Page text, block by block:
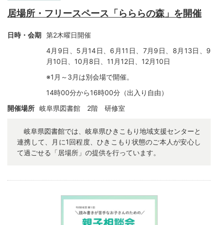
居場所・フリースペース「らららの森」を開催
日時・会期 第2木曜日開催
4月9日、5月14日、6月11日、7月9日、8月13日、9
月10日、10月8日、11月12日、12月10日
※1月～3月は別会場で開催。
14時00分から16時00分（出入り自由）
開催場所 岐阜県図書館 2階 研修室
岐阜県図書館では、岐阜県ひきこもり地域支援センターと
連携して、月に1回程度、ひきこもり状態のご本人が安心し
て過ごせる「居場所」の提供を行っています。